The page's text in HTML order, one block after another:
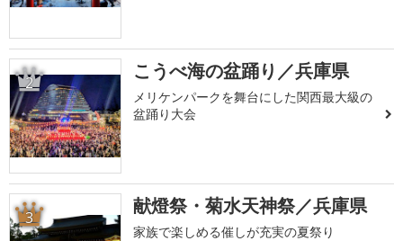
2 こうべ海の盆踊り／兵庫県
メリケンパークを舞台にした関西最大級の
盆踊り大会
3 献燈祭・菊水天神祭／兵庫県
家族で楽しめる催しが充実の夏祭り